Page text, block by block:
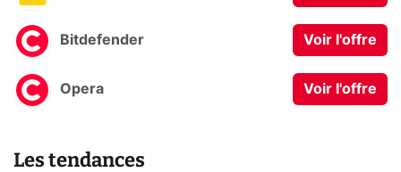
Bitdefender Voir l'offre
Opera Voir l'offre
Les tendances